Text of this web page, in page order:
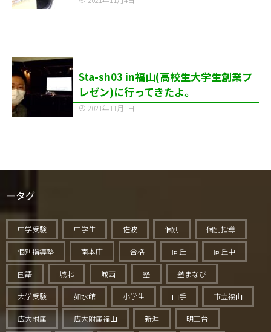
Sta-sh03 in福山(高校生大学生創業プ
レゼン)に行ってきたよ。
2021年11月1日
タグ
中学受験 中学生 佐波 個別 個別指導
個別指導塾 南本庄 合格 向丘 向丘中
国語 城北 城西 塾 塾まなび
大学受験 如水館 小学生 山手 市立福山
広大附属 広大附属福山 新涯 明王台